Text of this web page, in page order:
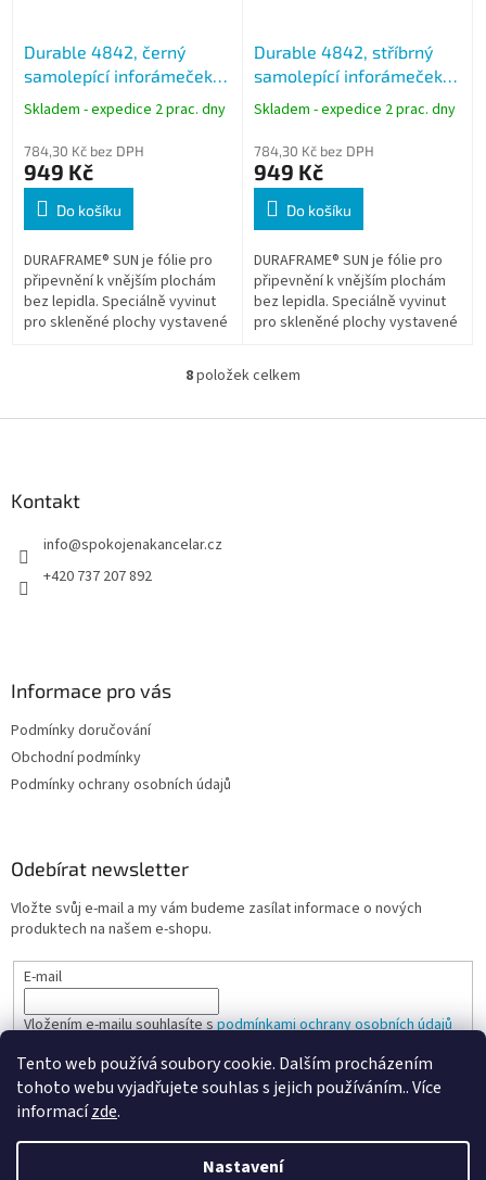
Tento web používá soubory cookie. Dalším procházením
tohoto webu vyjadřujete souhlas s jejich používáním.. Více
informacízde.
Nastavení
Durable 4842, černý
samolepící inforámeček
DURAFRAME SUN A3,
balení 2 ks
Skladem - expedice 2 prac. dny
784,30 Kč bez DPH
949 Kč
Do košíku
DURAFRAME® SUN je fólie pro
připevnění k vnějším plochám
bez lepidla. Speciálně vyvinut
pro skleněné plochy vystavené
(výlohy, vitrýny atp.) * Zboží...
Durable 4842, stříbrný
samolepící inforámeček
DURAFRAME SUN A3,
balení 2 ks
Skladem - expedice 2 prac. dny
784,30 Kč bez DPH
949 Kč
Do košíku
DURAFRAME® SUN je fólie pro
připevnění k vnějším plochám
bez lepidla. Speciálně vyvinut
pro skleněné plochy vystavené
(výlohy, vitrýny atp.) * Zboží...
O
l
8položek celkem
Kontakt
info@spokojenakancelar.cz
+420 737 207 892
Informace pro vás
Podmínky doručování
Obchodní podmínky
Podmínky ochrany osobních údajů
Odebírat newsletter
Vložte svůj e-mail a my vám budeme zasílat informace o nových
produktech na našem e-shopu.
E-mail
Vložením e-mailu souhlasíte spodmínkami ochrany osobních údajů
PŘIHLÁSIT SE
Vytvořil Shoptet